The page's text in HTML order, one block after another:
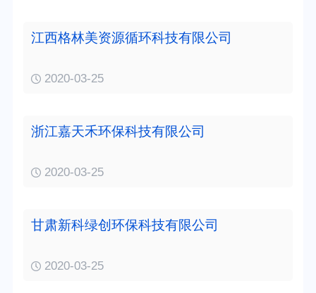
江西格林美资源循环科技有限公司
2020-03-25
浙江嘉天禾环保科技有限公司
2020-03-25
甘肃新科绿创环保科技有限公司
2020-03-25